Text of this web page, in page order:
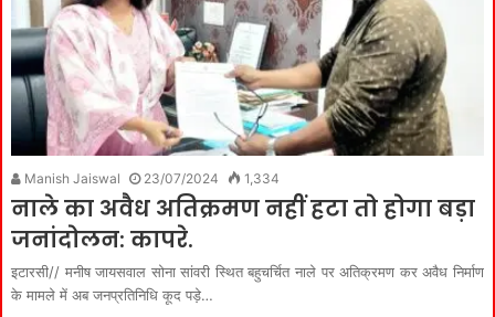
Manish Jaiswal 23/07/2024 1,334
नाले का अवैध अतिक्रमण नहीं हटा तो होगा बड़ा
जनांदोलन: कापरे.
इटारसी// मनीष जायसवाल सोना सांवरी स्थित बहुचर्चित नाले पर अतिक्रमण कर अवैध निर्माण
के मामले में अब जनप्रतिनिधि कूद पड़े…